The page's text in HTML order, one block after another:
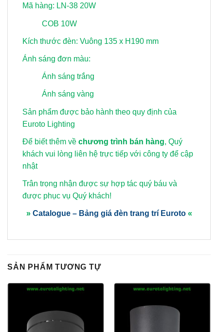
Mã hàng: LN-38 20W
COB 10W
Kích thước đèn: Vuông 135 x H190 mm
Ánh sáng đơn màu:
Ánh sáng trắng
Ánh sáng vàng
Sản phẩm được bảo hành theo quy định của
Euroto Lighting
Để biết thêm về chương trình bán hàng, Quý
khách vui lòng liên hệ trực tiếp với công ty để cập
nhật
Trân trọng nhận được sự hợp tác quý báu và
được phục vụ Quý khách!
» Catalogue – Bảng giá đèn trang trí Euroto «
SẢN PHẨM TƯƠNG TỰ